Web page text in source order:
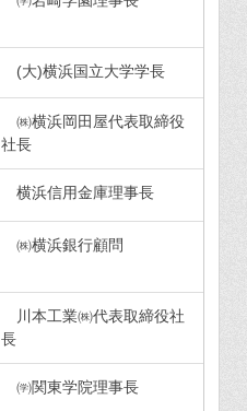
(大)横浜国立大学学長
㈱横浜岡田屋代表取締役
社長
横浜信用金庫理事長
㈱横浜銀行顧問
川本工業㈱代表取締役社
長
㈻関東学院理事長